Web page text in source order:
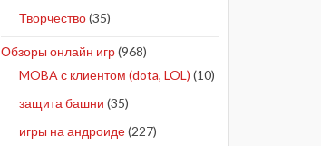
Творчество(35)
Обзоры онлайн игр(968)
MOBA с клиентом (dota, LOL) (10)
защита башни (35)
игры на андроиде(227)